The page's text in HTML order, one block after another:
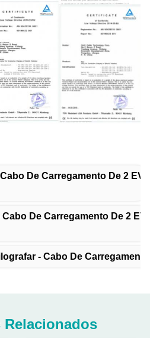
De Carregamento De 2 EV
De Carregamento De 2 EV
- Cabo De